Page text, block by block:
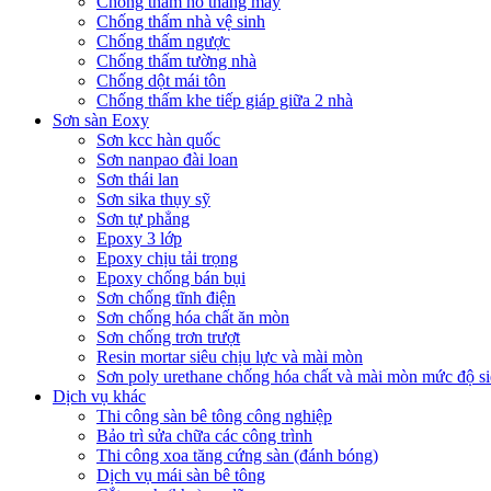
Chống thấm nhà vệ sinh
Chống thấm ngược
Chống thấm tường nhà
Chống dột mái tôn
Chống thấm khe tiếp giáp giữa 2 nhà
Sơn sàn Eoxy
Sơn kcc hàn quốc
Sơn nanpao đài loan
Sơn thái lan
Sơn sika thụy sỹ
Sơn tự phẳng
Epoxy 3 lớp
Epoxy chịu tải trọng
Epoxy chống bán bụi
Sơn chống tĩnh điện
Sơn chống hóa chất ăn mòn
Sơn chống trơn trượt
Resin mortar siêu chịu lực và mài mòn
Sơn poly urethane chống hóa chất và mài mòn mức độ
Dịch vụ khác
Thi công sàn bê tông công nghiệp
Bảo trì sửa chữa các công trình
Thi công xoa tăng cứng sàn (đánh bóng)
Dịch vụ mái sàn bê tông